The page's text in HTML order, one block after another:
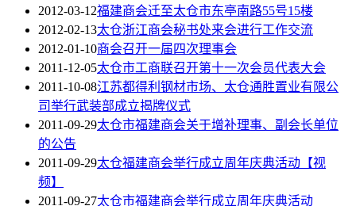
2012-03-12福建商会迁至太仓市东亭南路55号15楼
2012-02-13太仓浙江商会秘书处来会进行工作交流
2012-01-10商会召开一届四次理事会
2011-12-05太仓市工商联召开第十一次会员代表大会
2011-10-08江苏都得利钢材市场、太仓通胜置业有限公
司举行武装部成立揭牌仪式
2011-09-29太仓市福建商会关于增补理事、副会长单位
的公告
2011-09-29太仓福建商会举行成立周年庆典活动【视
频】
2011-09-27太仓市福建商会举行成立周年庆典活动